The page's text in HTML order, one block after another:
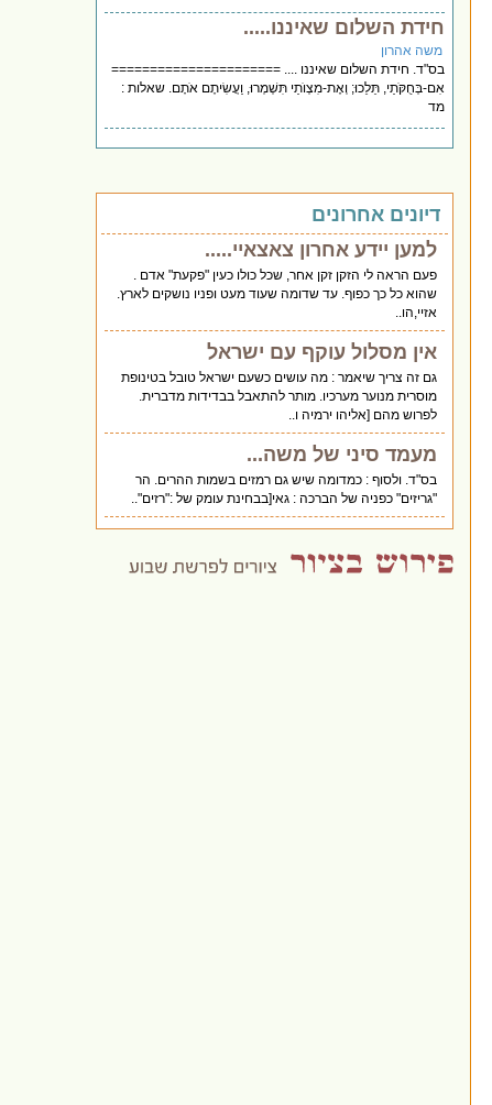
חידת השלום שאיננו.....
משה אהרון
בס"ד. חידת השלום שאיננו .... ======================
אִם-בְּחֻקֹּתַי, תֵּלֵכוּ; וְאֶת-מִצְוֺתַי תִּשְׁמְרוּ, וַעֲשִׂיתֶם אֹתָם. שאלות :
מד
דיונים אחרונים
למען יידע אחרון צאצאיי.....
פעם הראה לי הזקן זקן אחר, שכל כולו כעין "פקעת" אדם .
שהוא כל כך כפוף. עד שדומה שעוד מעט ופניו נושקים לארץ.
אזיי,הו..
אין מסלול עוקף עם ישראל
גם זה צריך שיאמר : מה עושים כשעם ישראל טובל בטינופת
מוסרית מנוער מערכיו. מותר להתאבל בבדידות מדברית.
לפרוש מהם [אליהו ירמיה ו..
מעמד סיני של משה...
בס"ד. ולסוף : כמדומה שיש גם רמזים בשמות ההרים. הר
"גריזים" כפניה של הברכה : גאי[בבחינת עומק של :"רזים"..